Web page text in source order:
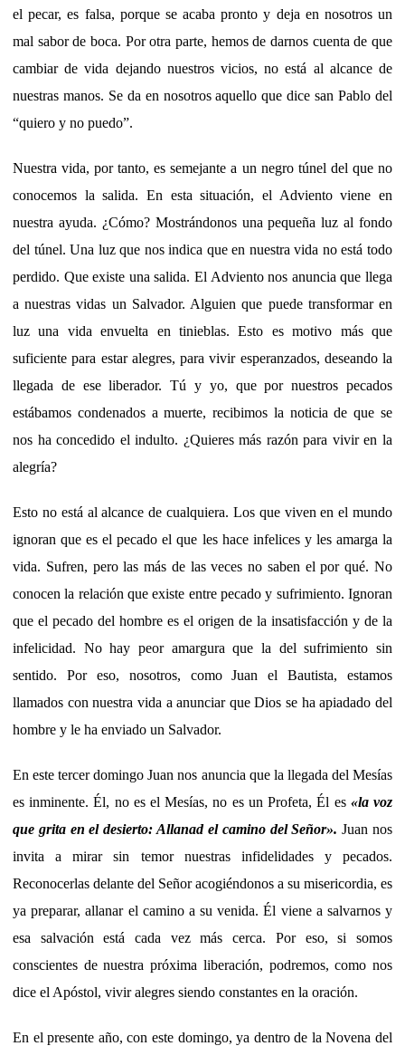
el pecar, es falsa, porque se acaba pronto y deja en nosotros un
mal sabor de boca. Por otra parte, hemos de darnos cuenta de que
cambiar de vida dejando nuestros vicios, no está al alcance de
nuestras manos. Se da en nosotros aquello que dice san Pablo del
“quiero y no puedo”.
Nuestra vida, por tanto, es semejante a un negro túnel del que no
conocemos la salida. En esta situación, el Adviento viene en
nuestra ayuda. ¿Cómo? Mostrándonos una pequeña luz al fondo
del túnel. Una luz que nos indica que en nuestra vida no está todo
perdido. Que existe una salida. El Adviento nos anuncia que llega
a nuestras vidas un Salvador. Alguien que puede transformar en
luz una vida envuelta en tinieblas. Esto es motivo más que
suficiente para estar alegres, para vivir esperanzados, deseando la
llegada de ese liberador. Tú y yo, que por nuestros pecados
estábamos condenados a muerte, recibimos la noticia de que se
nos ha concedido el indulto. ¿Quieres más razón para vivir en la
alegría?
Esto no está al alcance de cualquiera. Los que viven en el mundo
ignoran que es el pecado el que les hace infelices y les amarga la
vida. Sufren, pero las más de las veces no saben el por qué. No
conocen la relación que existe entre pecado y sufrimiento. Ignoran
que el pecado del hombre es el origen de la insatisfacción y de la
infelicidad. No hay peor amargura que la del sufrimiento sin
sentido. Por eso, nosotros, como Juan el Bautista, estamos
llamados con nuestra vida a anunciar que Dios se ha apiadado del
hombre y le ha enviado un Salvador.
En este tercer domingo Juan nos anuncia que la llegada del Mesías
es inminente. Él, no es el Mesías, no es un Profeta, Él es «la voz
que grita en el desierto: Allanad el camino del Señor». Juan nos
invita a mirar sin temor nuestras infidelidades y pecados.
Reconocerlas delante del Señor acogiéndonos a su misericordia, es
ya preparar, allanar el camino a su venida. Él viene a salvarnos y
esa salvación está cada vez más cerca. Por eso, si somos
conscientes de nuestra próxima liberación, podremos, como nos
dice el Apóstol, vivir alegres siendo constantes en la oración.
En el presente año, con este domingo, ya dentro de la Novena del